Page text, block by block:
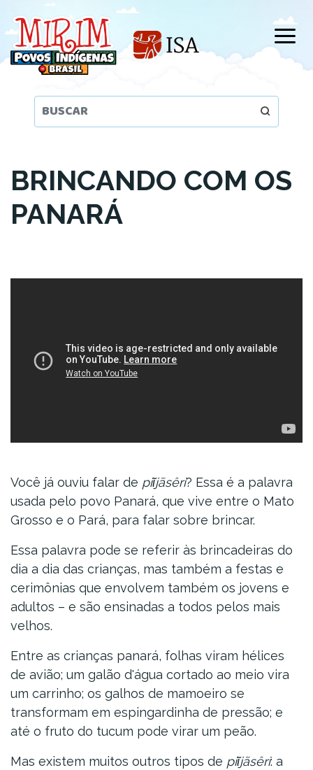
para
conteúdo
principal
BRINCANDO COM OS
PANARÁ
Você já ouviu falar de piῖjãsêri? Essa é a palavra
usada pelo povo Panará, que vive entre o Mato
Grosso e o Pará, para falar sobre brincar.
Essa palavra pode se referir às brincadeiras do
dia a dia das crianças, mas também a festas e
cerimônias que envolvem também os jovens e
adultos – e são ensinadas a todos pelos mais
velhos.
Entre as crianças panará, folhas viram hélices
de avião; um galão d'água cortado ao meio vira
um carrinho; os galhos de mamoeiro se
transformam em espingardinha de pressão; e
até o fruto do tucum pode virar um peão.
Mas existem muitos outros tipos de piῖjãsêri: a